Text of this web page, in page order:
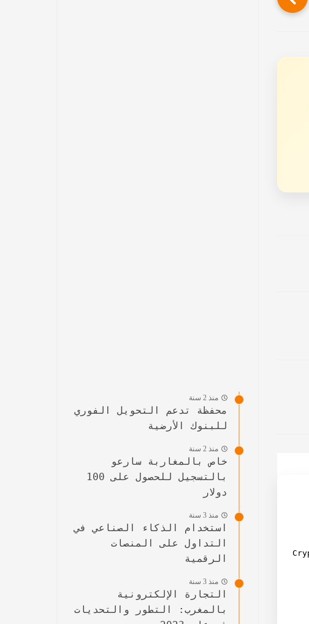
منذ 2 سنة
محفظة تدعم التحويل الفوري
للبنوك الأرضية
منذ 2 سنة
خاص بالمغاربة سارعو
بالتسجيل للحصول على 100
دولار
منذ 3 سنة
استخدام الذكاء الصناعي في
التداول على المنصات
الرقمية
منذ 3 سنة
التجارة الإلكترونية
بالمغرب: التطور والتحديات